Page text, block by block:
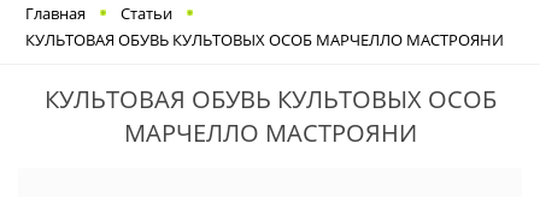
Главная
Статьи
КУЛЬТОВАЯ ОБУВЬ КУЛЬТОВЫХ ОСОБ МАРЧЕЛЛО МАСТРОЯНИ
КУЛЬТОВАЯ ОБУВЬ КУЛЬТОВЫХ ОСОБ
МАРЧЕЛЛО МАСТРОЯНИ